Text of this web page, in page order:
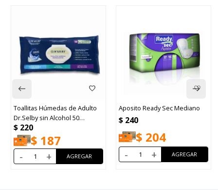
Toallitas Húmedas de Adulto
Dr.Selby sin Alcohol 50
Unidades
$ 220
$ 187
- +
Aposito Ready Sec Mediano
$ 240
$ 204
- +